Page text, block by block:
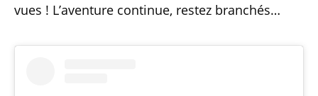
vues ! L’aventure continue, restez branchés…